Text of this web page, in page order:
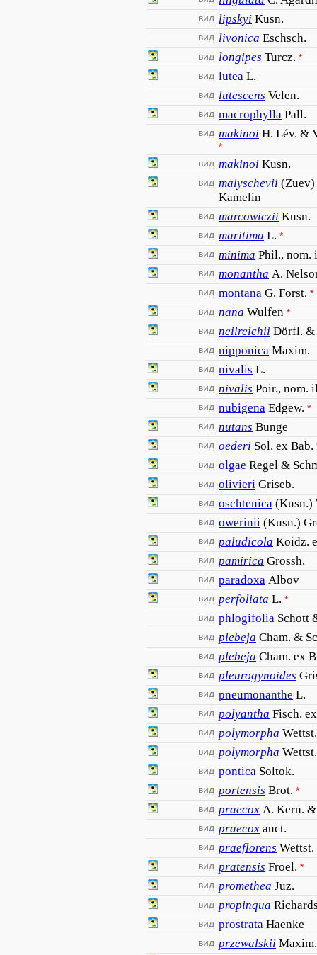
вид lipskyi Kusn.
вид livonica Eschsch.
вид longipes Turcz. *
вид lutea L.
вид lutescens Velen.
вид macrophylla Pall.
вид makinoi H. Lév. &
*
вид makinoi Kusn.
вид malyschevii
Kamelin
вид marcowiczii Kusn.
вид maritima L. *
вид minima Phil., nom.
вид monantha A.
вид montana G. Forst. *
вид nana Wulfen *
вид neilreichii Dörfl. &
вид nipponica Maxim.
вид nivalis L.
вид nivalis Poir., nom.
вид nubigena Edgew. *
вид nutans Bunge
вид oederi Sol. ex Bab.
вид olgae Regel &
вид olivieri Griseb.
вид oschtenica (Kusn.)
вид owerinii (Kusn.)
вид paludicola Koidz.
вид pamirica Grossh.
вид paradoxa Albov
вид perfoliata L. *
вид phlogifolia Schott
вид plebeja Cham. &
вид plebeja Cham. ex
вид pleurogynoides
вид pneumonanthe L.
вид polyantha Fisch.
вид polymorpha
вид polymorpha
вид pontica Soltok.
вид portensis Brot. *
вид praecox A. Kern.
вид praecox auct.
вид praeflorens Wettst.
вид pratensis Froel. *
вид promethea Juz.
вид propinqua
вид prostrata Haenke
вид przewalskii Maxim.